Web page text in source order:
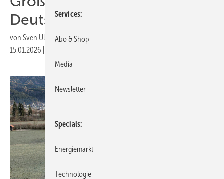
Deutschland und Österreich
von Sven Ullrich
15.01.2026
Services
Abo & Shop
Media
Newsletter
Specials
Energiemarkt
Technologie